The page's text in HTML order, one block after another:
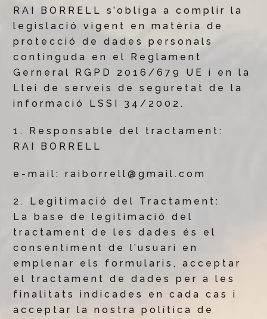
RAI BORRELL s’obliga a complir la
legislació vigent en matèria de
protecció de dades personals
continguda en el Reglament
Gerneral RGPD 2016/679 UE i en la
Llei de serveis de seguretat de la
informació LSSI 34/2002.
1. Responsable del tractament:
RAI BORRELL
e-mail:raiborrell@gmail.com
2. Legitimació del Tractament:
La base de legitimació del
tractament de les dades és el
consentiment de l’usuari en
emplenar els formularis, acceptar
el tractament de dades per a les
finalitats indicades en cada cas i
acceptar la nostra política de